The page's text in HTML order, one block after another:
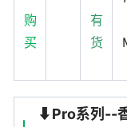
购
买
有
货
⬇️Pro系列--